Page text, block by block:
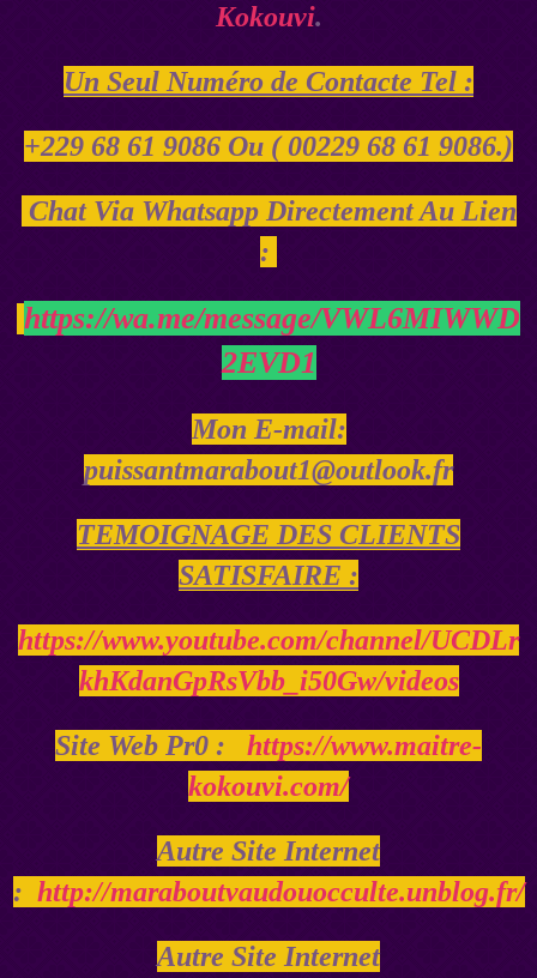
Kokouvi.
Un Seul Numéro de Contacte Tel :
+229 68 61 9086 Ou ( 00229 68 61 9086.)
Chat Via Whatsapp Directement Au Lien
:
https://wa.me/message/VWL6MIWWD
2EVD1
Mon E-mail:
puissantmarabout1@outlook.fr
TEMOIGNAGE DES CLIENTS
SATISFAIRE :
https://www.youtube.com/channel/UCDLr
khKdanGpRsVbb_i50Gw/videos
Site Web Pr0 : https://www.maitre-
kokouvi.com/
Autre Site Internet
: http://maraboutvaudouocculte.unblog.fr/
Autre Site Internet